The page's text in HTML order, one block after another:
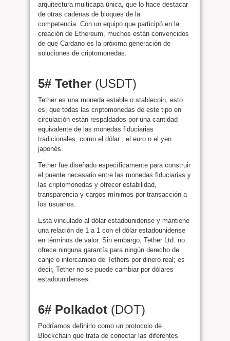
arquitectura multicapa única, que lo hace destacar
de otras cadenas de bloques de la
competencia. Con un equipo que participó en la
creación de Ethereum, muchos están convencidos
de que Cardano es la próxima generación de
soluciones de criptomonedas.
5# Tether (USDT)
Tether es una moneda estable o stablecoin, esto
es, que todas las criptomonedas de este tipo en
circulación están respaldados por una cantidad
equivalente de las monedas fiduciarias
tradicionales, como el dólar , el euro o el yen
japonés.
Tether fue diseñado específicamente para construir
el puente necesario entre las monedas fiduciarias y
las criptomonedas y ofrecer estabilidad,
transparencia y cargos mínimos por transacción a
los usuarios.
Está vinculado al dólar estadounidense y mantiene
una relación de 1 a 1 con el dólar estadounidense
en términos de valor. Sin embargo, Tether Ltd. no
ofrece ninguna garantía para ningún derecho de
canje o intercambio de Tethers por dinero real; es
decir, Tether no se puede cambiar por dólares
estadounidenses.
6# Polkadot (DOT)
Podríamos definirlo como un protocolo de
Blockchain que trata de conectar las diferentes